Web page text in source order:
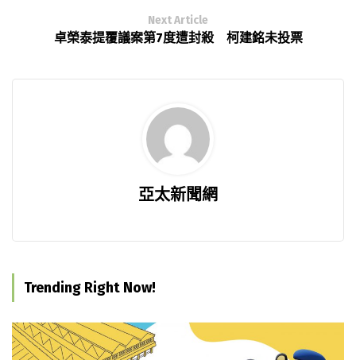
Next Article
卓榮泰提覆議案第7度遭封殺 柯建銘未投票
亞太新聞網
Trending Right Now!